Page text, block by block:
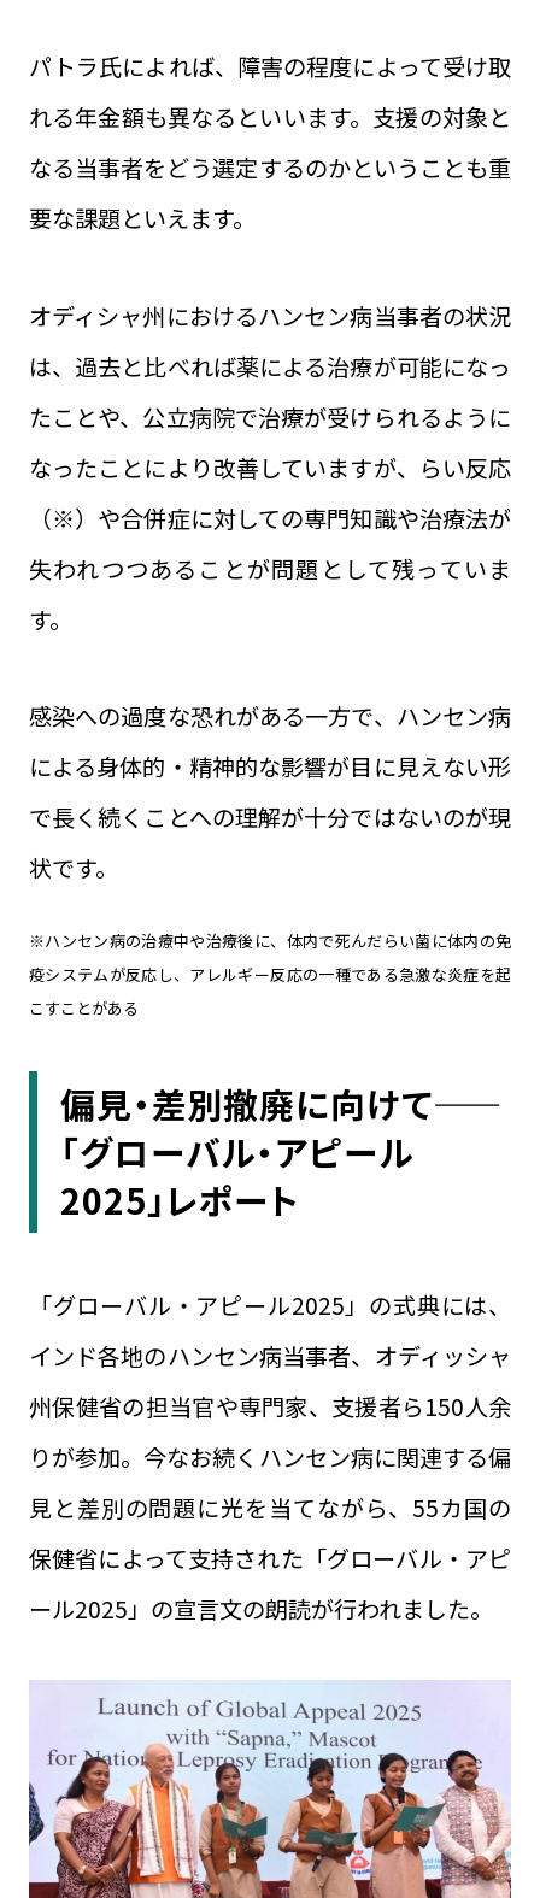
パトラ氏によれば、障害の程度によって受け取
れる年金額も異なるといいます。支援の対象と
なる当事者をどう選定するのかということも重
要な課題といえます。
オディシャ州におけるハンセン病当事者の状況
は、過去と比べれば薬による治療が可能になっ
たことや、公立病院で治療が受けられるように
なったことにより改善していますが、らい反応
（※）や合併症に対しての専門知識や治療法が
失われつつあることが問題として残っていま
す。
感染への過度な恐れがある一方で、ハンセン病
による身体的・精神的な影響が目に見えない形
で長く続くことへの理解が十分ではないのが現
状です。
※ハンセン病の治療中や治療後に、体内で死んだらい菌に体内の免
疫システムが反応し、アレルギー反応の一種である急激な炎症を起
こすことがある
偏見・差別撤廃に向けて——
「グローバル・アピール
2025」レポート
「グローバル・アピール2025」の式典には、
インド各地のハンセン病当事者、オディッシャ
州保健省の担当官や専門家、支援者ら150人余
りが参加。今なお続くハンセン病に関連する偏
見と差別の問題に光を当てながら、55カ国の
保健省によって支持された「グローバル・アピ
ール2025」の宣言文の朗読が行われました。